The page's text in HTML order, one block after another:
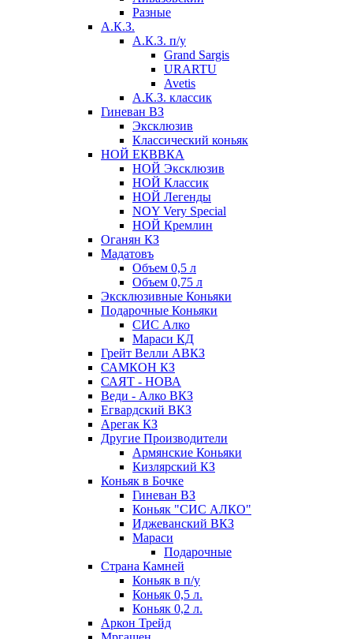
Разные
А.К.З.
А.К.З. п/у
Grand Sargis
URARTU
Avetis
А.К.З. классик
Гиневан ВЗ
Эксклюзив
Классический коньяк
НОЙ ЕКВВКА
НОЙ Эксклюзив
НОЙ Классик
НОЙ Легенды
NOY Very Speсial
НОЙ Кремлин
Оганян КЗ
Мадатовъ
Объем 0,5 л
Объем 0,75 л
Эксклюзивные Коньяки
Подарочные Коньяки
СИС Алко
Мараси КД
Грейт Велли АВКЗ
САМКОН КЗ
САЯТ - НОВА
Веди - Алко ВКЗ
Егвардский ВКЗ
Арегак КЗ
Другие Производители
Армянские Коньяки
Кизлярский КЗ
Коньяк в Бочке
Гиневан ВЗ
Коньяк "СИС АЛКО"
Иджеванский ВКЗ
Мараси
Подарочные
Страна Камней
Коньяк в п/у
Коньяк 0,5 л.
Коньяк 0,2 л.
Аркон Трейд